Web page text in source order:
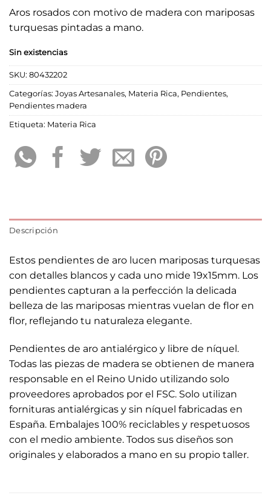
Aros rosados con motivo de madera con mariposas
turquesas pintadas a mano.
Sin existencias
SKU: 80432202
Categorías: Joyas Artesanales, Materia Rica, Pendientes,
Pendientes madera
Etiqueta: Materia Rica
Descripción
Estos pendientes de aro lucen mariposas turquesas
con detalles blancos y cada uno mide 19x15mm. Los
pendientes capturan a la perfección la delicada
belleza de las mariposas mientras vuelan de flor en
flor, reflejando tu naturaleza elegante.
Pendientes de aro antialérgico y libre de níquel.
Todas las piezas de madera se obtienen de manera
responsable en el Reino Unido utilizando solo
proveedores aprobados por el FSC. Solo utilizan
fornituras antialérgicas y sin níquel fabricadas en
España. Embalajes 100% reciclables y respetuosos
con el medio ambiente. Todos sus diseños son
originales y elaborados a mano en su propio taller.